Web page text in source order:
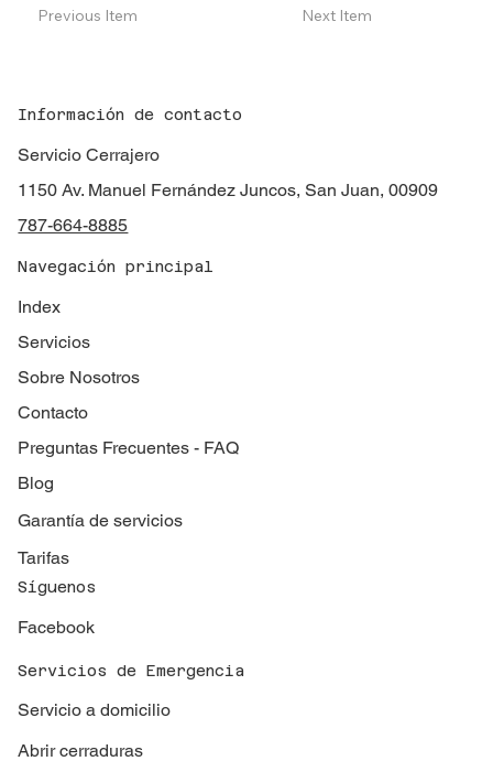
Previous Item Next Item
Información de contacto
Servicio Cerrajero
1150 Av. Manuel Fernández Juncos, San Juan, 00909
787-664-8885
Navegación principal
Index
Servicios
Sobre Nosotros
Contacto
Preguntas Frecuentes - FAQ
Blog
Garantía de servicios
Tarifas
Síguenos
Facebook
Servicios de Emergencia
Servicio a domicilio
Abrir cerraduras